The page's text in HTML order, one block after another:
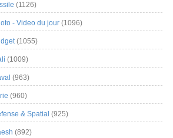
(1126)
- Video du jour (1096)
(1055)
(1009)
(963)
(960)
& Spatial (925)
(892)